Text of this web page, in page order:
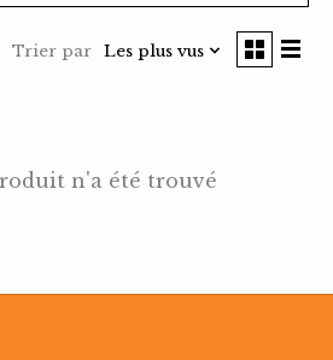
Trier par Les plus vus
n'a été trouvé